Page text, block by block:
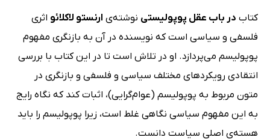
کتاب در باب عقل پوپولیستی نوشته‌ی ارنستو لاکلائو اثری
فلسفی و سیاسی است که نویسنده در آن به بازنگری مفهوم
پوپولیسم می‌پردازد. او در تلاش است تا در این کتاب با بررسی
انتقادی رویکردهای مختلف سیاسی و فلسفی و بازنگری در
متون مربوط به پوپولیسم (عوام‌گرایی)، اثبات کند که نگاه رایج
به این مفهوم سیاسی نگاهی غلط است، زیرا پوپولیسم را باید
هسته‌ی اصلی سیاست دانست.